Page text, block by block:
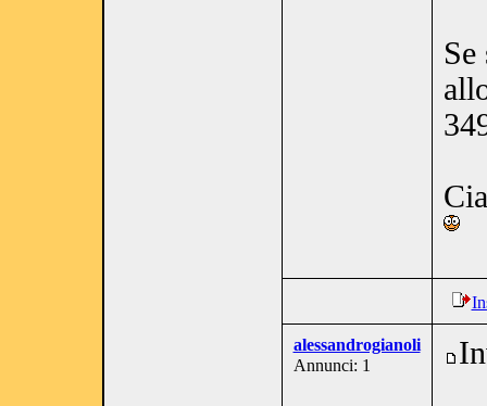
alessandrogianoli
Annunci: 1